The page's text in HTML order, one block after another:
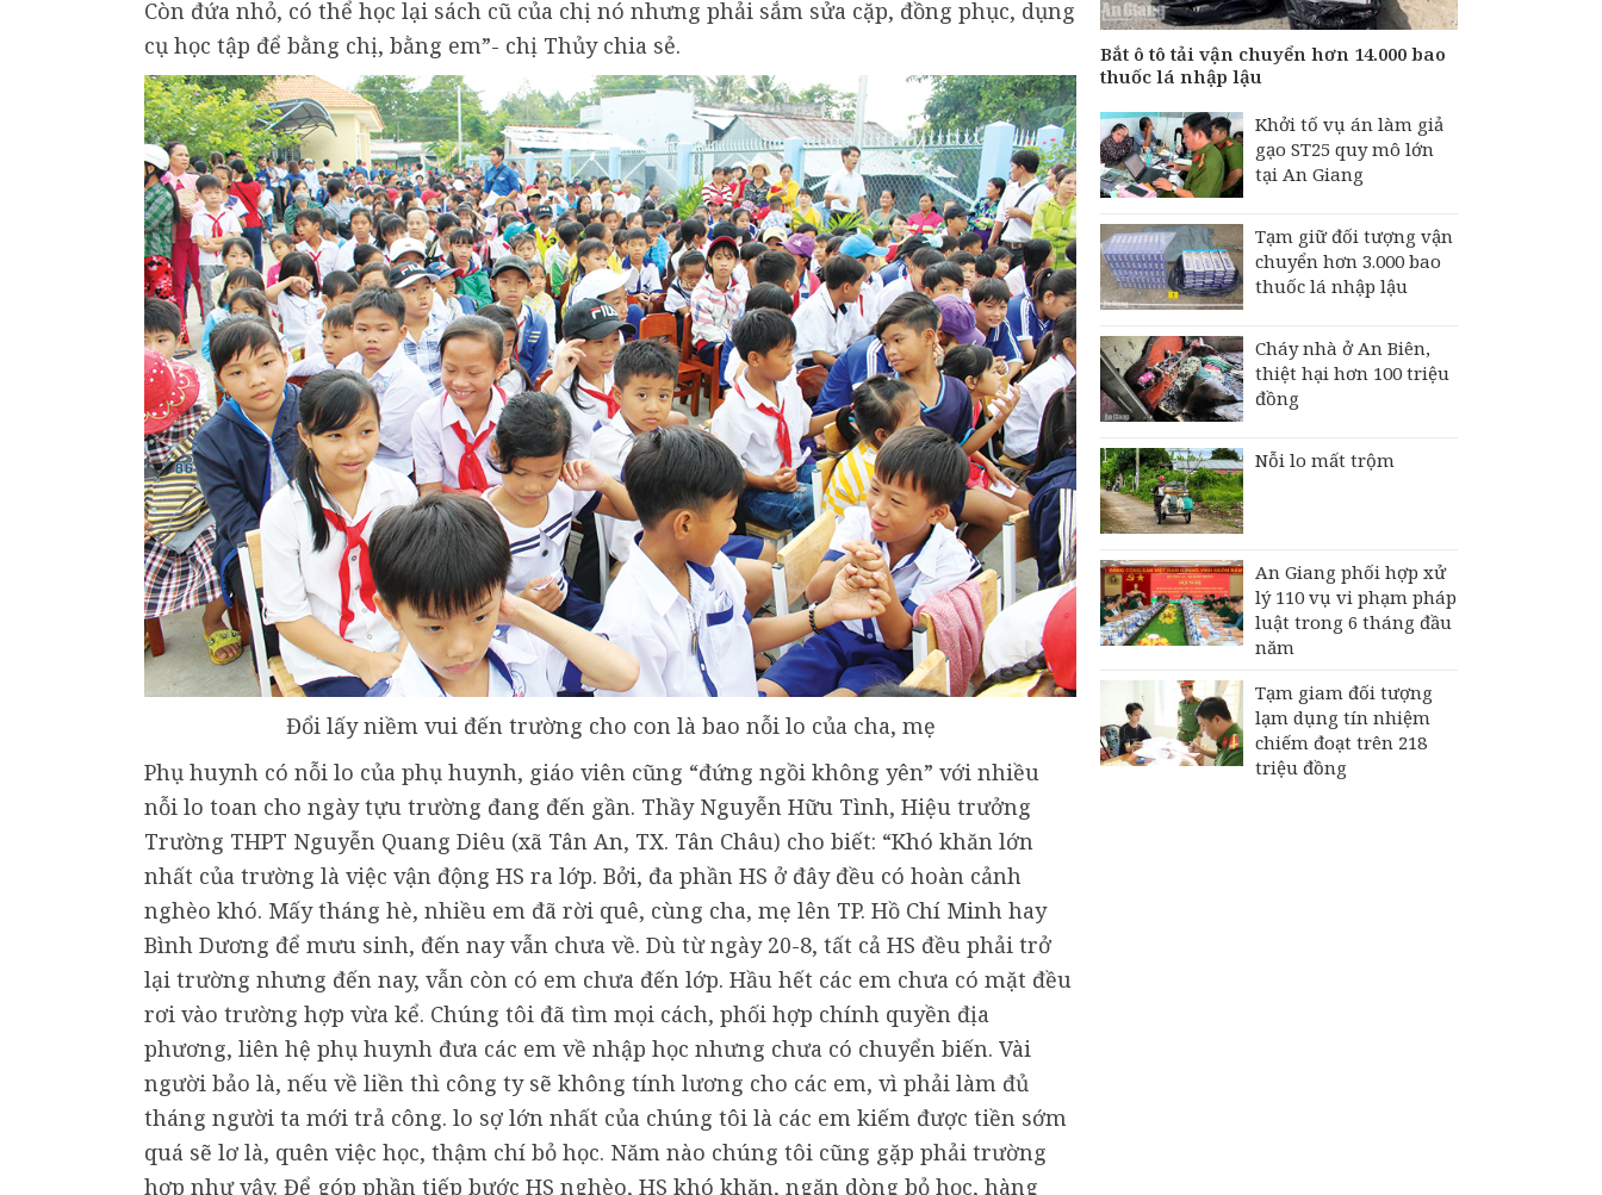
Còn đứa nhỏ, có thể học lại sách cũ của chị nó nhưng phải sắm sửa cặp, đồng phục, dụng
cụ học tập để bằng chị, bằng em”- chị Thủy chia sẻ.
Đổi lấy niềm vui đến trường cho con là bao nỗi lo của cha, mẹ
Phụ huynh có nỗi lo của phụ huynh, giáo viên cũng “đứng ngồi không yên” với nhiều
nỗi lo toan cho ngày tựu trường đang đến gần. Thầy Nguyễn Hữu Tình, Hiệu trưởng
Trường THPT Nguyễn Quang Diêu (xã Tân An, TX. Tân Châu) cho biết: “Khó khăn lớn
nhất của trường là việc vận động HS ra lớp. Bởi, đa phần HS ở đây đều có hoàn cảnh
nghèo khó. Mấy tháng hè, nhiều em đã rời quê, cùng cha, mẹ lên TP. Hồ Chí Minh hay
Bình Dương để mưu sinh, đến nay vẫn chưa về. Dù từ ngày 20-8, tất cả HS đều phải trở
lại trường nhưng đến nay, vẫn còn có em chưa đến lớp. Hầu hết các em chưa có mặt đều
rơi vào trường hợp vừa kể. Chúng tôi đã tìm mọi cách, phối hợp chính quyền địa
phương, liên hệ phụ huynh đưa các em về nhập học nhưng chưa có chuyển biến. Vài
người bảo là, nếu về liền thì công ty sẽ không tính lương cho các em, vì phải làm đủ
tháng người ta mới trả công. lo sợ lớn nhất của chúng tôi là các em kiếm được tiền sớm
quá sẽ lơ là, quên việc học, thậm chí bỏ học. Năm nào chúng tôi cũng gặp phải trường
hợp như vậy. Để góp phần tiếp bước HS nghèo, HS khó khăn, ngăn dòng bỏ học, hàng
Bắt ô tô tải vận chuyển hơn 14.000 bao
thuốc lá nhập lậu
Khởi tố vụ án làm giả
gạo ST25 quy mô lớn
tại An Giang
Tạm giữ đối tượng vận
chuyển hơn 3.000 bao
thuốc lá nhập lậu
Cháy nhà ở An Biên,
thiệt hại hơn 100 triệu
đồng
Nỗi lo mất trộm
An Giang phối hợp xử
lý 110 vụ vi phạm pháp
luật trong 6 tháng đầu
năm
Tạm giam đối tượng
lạm dụng tín nhiệm
chiếm đoạt trên 218
triệu đồng